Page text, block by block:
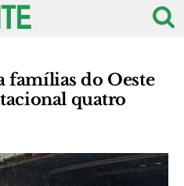
famílias do Oeste
quatro